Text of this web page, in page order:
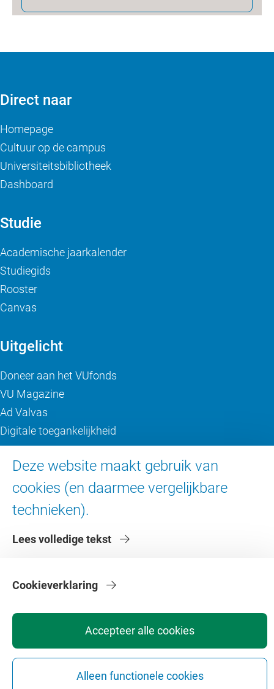
Deze website maakt gebruik van
cookies (en daarmee vergelijkbare
technieken).
Lees volledige tekst
Accepteer alle cookies
Alleen functionele cookies
Cookieverklaring
Direct naar
Homepage
Cultuur op de campus
Universiteitsbibliotheek
Dashboard
Studie
Academische jaarkalender
Studiegids
Rooster
Canvas
Uitgelicht
Doneer aan het VUfonds
VU Magazine
Ad Valvas
Digitale toegankelijkheid
Over de VU
Contact en route
Werken bij de VU
Faculteiten
Privacy